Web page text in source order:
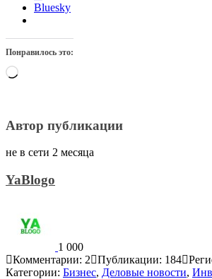
Bluesky
Понравилось это:
Загрузка…
Автор публикации
не в сети 2 месяца
YaBlogo
1 000
Комментарии: 2
Публикации: 184
Категории: Бизнес, Деловые новости,